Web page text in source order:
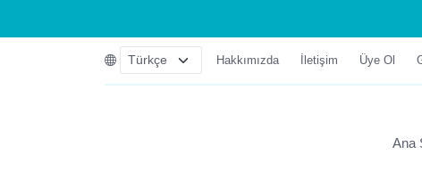
Hakkımızda İletişim Üye Ol
Ana